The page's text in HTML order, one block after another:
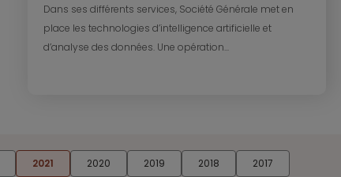
Dans ses différents services, Société Générale met en
place les technologies d’intelligence artificielle et
d’analyse des données. Une opération...
2021 2020 2019 2018
2017